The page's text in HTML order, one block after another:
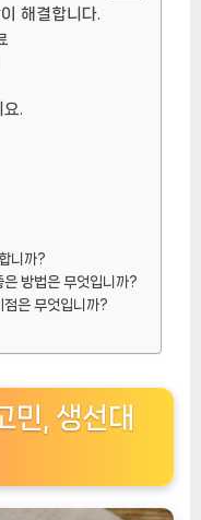
해결합니다.
.
니까?
방법은 무엇입니까?
점은 무엇입니까?
민, 생선대